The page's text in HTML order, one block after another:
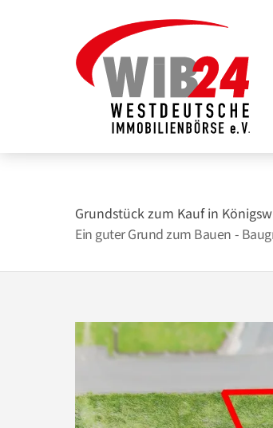
Grundstück zum Kauf in
Ein guter Grund zum Bauen -